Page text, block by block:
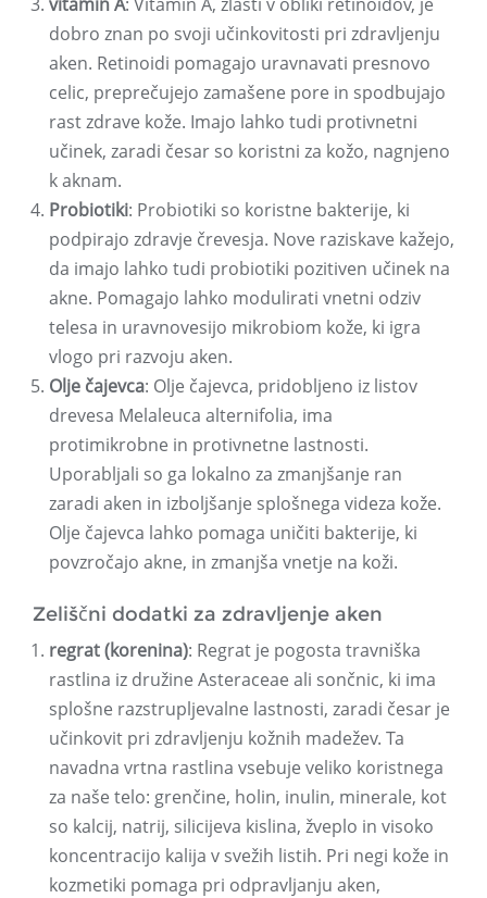
dobro znan po svoji učinkovitosti pri zdravljenju
aken. Retinoidi pomagajo uravnavati presnovo
celic, preprečujejo zamašene pore in spodbujajo
rast zdrave kože. Imajo lahko tudi protivnetni
učinek, zaradi česar so koristni za kožo, nagnjeno
k aknam.
Probiotiki: Probiotiki so koristne bakterije, ki
podpirajo zdravje črevesja. Nove raziskave kažejo,
da imajo lahko tudi probiotiki pozitiven učinek na
akne. Pomagajo lahko modulirati vnetni odziv
telesa in uravnovesijo mikrobiom kože, ki igra
vlogo pri razvoju aken.
Olje čajevca: Olje čajevca, pridobljeno iz listov
drevesa Melaleuca alternifolia, ima
protimikrobne in protivnetne lastnosti.
Uporabljali so ga lokalno za zmanjšanje ran
zaradi aken in izboljšanje splošnega videza kože.
Olje čajevca lahko pomaga uničiti bakterije, ki
povzročajo akne, in zmanjša vnetje na koži.
Zeliščni dodatki za zdravljenje aken
regrat (korenina): Regrat je pogosta travniška
rastlina iz družine Asteraceae ali sončnic, ki ima
splošne razstrupljevalne lastnosti, zaradi česar je
učinkovit pri zdravljenju kožnih madežev. Ta
navadna vrtna rastlina vsebuje veliko koristnega
za naše telo: grenčine, holin, inulin, minerale, kot
so kalcij, natrij, silicijeva kislina, žveplo in visoko
koncentracijo kalija v svežih listih. Pri negi kože in
kozmetiki pomaga pri odpravljanju aken,